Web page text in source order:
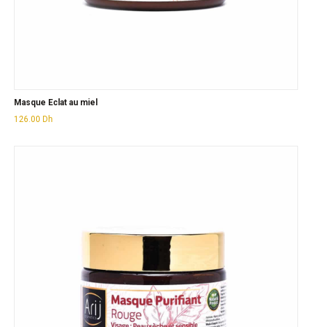
Masque Eclat au miel
126.00 Dh